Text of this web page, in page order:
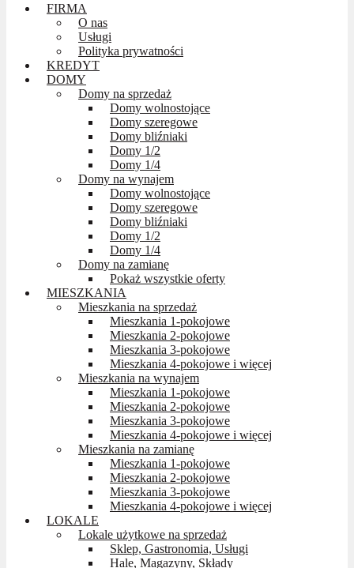
FIRMA
O nas
Usługi
Polityka prywatności
KREDYT
DOMY
Domy na sprzedaż
Domy wolnostojące
Domy szeregowe
Domy bliźniaki
Domy 1/2
Domy 1/4
Domy na wynajem
Domy wolnostojące
Domy szeregowe
Domy bliźniaki
Domy 1/2
Domy 1/4
Domy na zamianę
Pokaż wszystkie oferty
MIESZKANIA
Mieszkania na sprzedaż
Mieszkania 1-pokojowe
Mieszkania 2-pokojowe
Mieszkania 3-pokojowe
Mieszkania 4-pokojowe i więcej
Mieszkania na wynajem
Mieszkania 1-pokojowe
Mieszkania 2-pokojowe
Mieszkania 3-pokojowe
Mieszkania 4-pokojowe i więcej
Mieszkania na zamianę
Mieszkania 1-pokojowe
Mieszkania 2-pokojowe
Mieszkania 3-pokojowe
Mieszkania 4-pokojowe i więcej
LOKALE
Lokale użytkowe na sprzedaż
Sklep, Gastronomia, Usługi
Hale, Magazyny, Składy